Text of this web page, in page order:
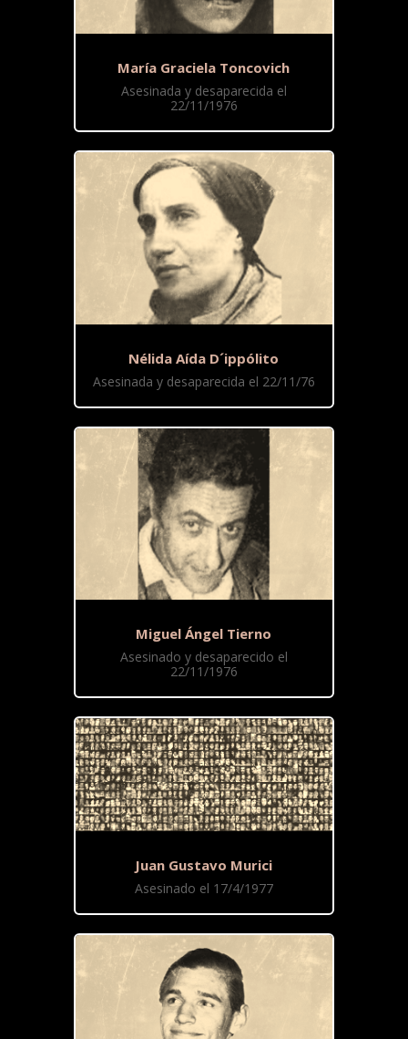
María Graciela Toncovich
Asesinada y desaparecida el
22/11/1976
Nélida Aída D´ippólito
Asesinada y desaparecida el 22/11/76
Miguel Ángel Tierno
Asesinado y desaparecido el
22/11/1976
Juan Gustavo Murici
Asesinado el 17/4/1977